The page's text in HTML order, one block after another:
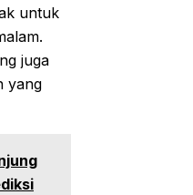
untuk
juga
yang